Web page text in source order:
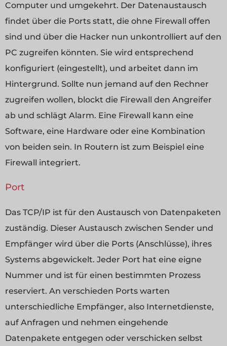
Computer und umgekehrt. Der Datenaustausch
findet über die Ports statt, die ohne Firewall offen
sind und über die Hacker nun unkontrolliert auf den
PC zugreifen könnten. Sie wird entsprechend
konfiguriert (eingestellt), und arbeitet dann im
Hintergrund. Sollte nun jemand auf den Rechner
zugreifen wollen, blockt die Firewall den Angreifer
ab und schlägt Alarm. Eine Firewall kann eine
Software, eine Hardware oder eine Kombination
von beiden sein. In Routern ist zum Beispiel eine
Firewall integriert.
Port
Das TCP/IP ist für den Austausch von Datenpaketen
zuständig. Dieser Austausch zwischen Sender und
Empfänger wird über die Ports (Anschlüsse), ihres
Systems abgewickelt. Jeder Port hat eine eigne
Nummer und ist für einen bestimmten Prozess
reserviert. An verschieden Ports warten
unterschiedliche Empfänger, also Internetdienste,
auf Anfragen und nehmen eingehende
Datenpakete entgegen oder verschicken selbst